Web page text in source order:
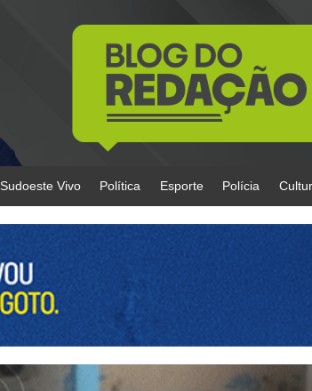
Sudoeste Vivo Política Esporte Polícia